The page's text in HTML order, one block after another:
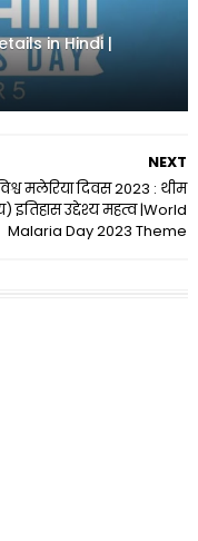
in Hindi |
NEXT
मलेरिया दिवस 2023 : थीम
इतिहास उद्देश्य महत्व |World
Malaria Day 2023 Theme